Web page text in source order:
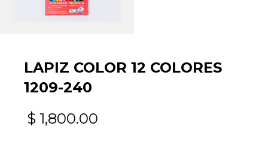
LAPIZ COLOR 12 COLORES
1209-240
$ 1,800.00